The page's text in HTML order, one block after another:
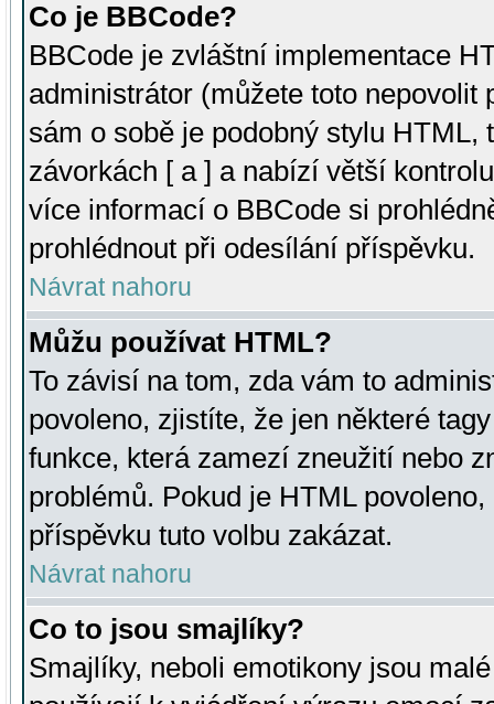
Co je BBCode?
BBCode je zvláštní implementace
administrátor (můžete toto
sám o sobě je podobný stylu HTML,
závorkách [ a ] a nabízí větší
více informací o BBCode si
prohlédnout při odesílání příspěvku.
Návrat nahoru
Můžu používat HTML?
To závisí na tom, zda vám to
povoleno, zjistíte, že jen některé
funkce, která zamezí zneužití nebo
problémů. Pokud je HTML
příspěvku tuto volbu zakázat.
Návrat nahoru
Co to jsou smajlíky?
Smajlíky, neboli emotikony jsou